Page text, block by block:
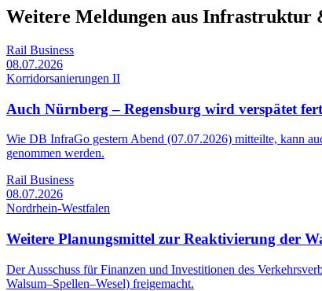
Weitere Meldungen aus Infrastruktur
Rail Business
08.07.2026
Korridorsanierungen II
Auch Nürnberg – Regensburg wird verspätet
Wie DB InfraGo gestern Abend (07.07.2026) mitteilte, kann
genommen werden.
Rail Business
08.07.2026
Nordrhein-Westfalen
Weitere Planungsmittel zur Reaktivierung der
Der Ausschuss für Finanzen und Investitionen des
Walsum–Spellen–Wesel) freigemacht.